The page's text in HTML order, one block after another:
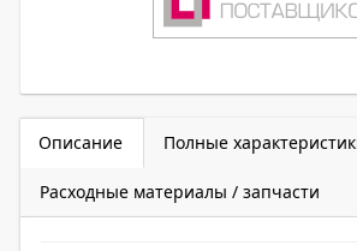
Описание Полные
Расходные материалы / запчасти